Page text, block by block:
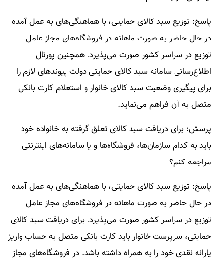
پاسخ: توزیع سبد کاﻻی حمایتی، با هماهنگی‌های به عمل آمده
در حال حاضر به صورت ماهانه در فروشگاه‌های مجاز عامل
توزیع در سراسر کشور صورت می‌پذیرد. همچنین پورتال
اطلاع‌رسانی سامانه سبد کالای حمایتی دولت پیوند‌های لازم را
برای پیگیری وضعیت سبد کالای خانوار و استعلام کارت بانکی
متصل به آن فراهم می‌نماید.
پرسش: برای دریافت سبد کالای تعلق گرفته به خانواده خود
باید به کدام سازمان‌ها، فروشگاه‌ها و یا سامانه‌های اینترنتی
مراجعه کنم؟
پاسخ: توزیع سبد کاﻻی حمایتی، با هماهنگی‌های به عمل آمده
در حال حاضر به صورت ماهانه در فروشگاه‌های مجاز عامل
توزیع در سراسر کشور صورت می‌پذیرد. برای دریافت سبد کالای
حمایتی، سرپرست خانوار باید کارت بانکی متصل به حساب واریز
یارانه نقدی خود را به همراه داشته باشد. در فروشگاه‌های مجاز